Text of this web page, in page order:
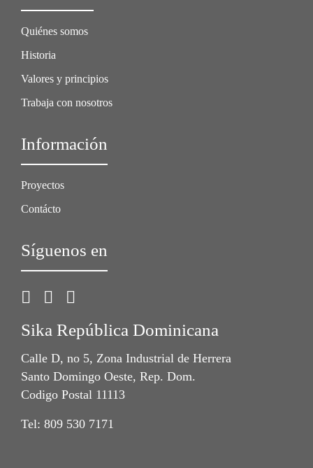
Quiénes somos
Historia
Valores y principios
Trabaja con nosotros
Información
Proyectos
Contácto
Síguenos en
Sika República Dominicana
Calle D, no 5, Zona Industrial de Herrera
Santo Domingo Oeste, Rep. Dom.
Codigo Postal 11113
Tel: 809 530 7171